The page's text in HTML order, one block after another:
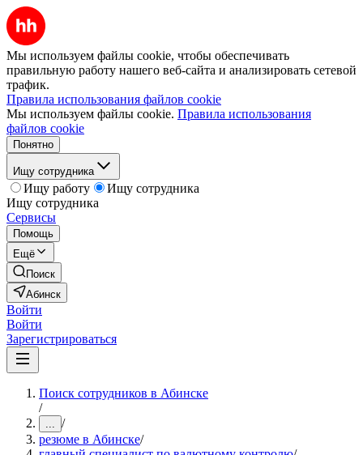
Мы используем файлы cookie, чтобы обеспечивать
правильную работу нашего веб-сайта и анализировать сетевой
трафик.
Правила использования файлов cookie
Мы используем файлы cookie. Правила использования
файлов cookie
Понятно
Ищу сотрудника
Ищу работу
Ищу сотрудника
Ищу сотрудника
Сервисы
Помощь
Ещё
Поиск
Абинск
Войти
Войти
Зарегистрироваться
Поиск сотрудников в Абинске
/
... /
резюме в Абинске/